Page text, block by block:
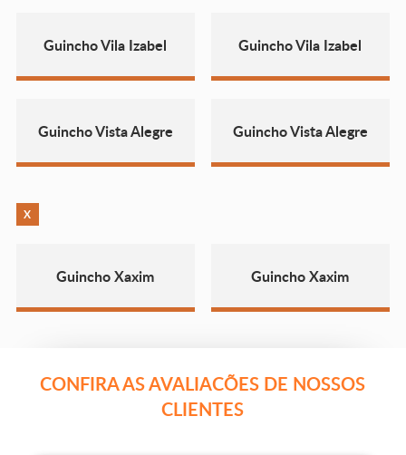
Guincho Vila Izabel Guincho Vila Izabel
Guincho Vista Alegre Guincho Vista Alegre
X
Guincho Xaxim Guincho Xaxim
CONFIRA AS AVALIACÕES DE NOSSOS
CLIENTES